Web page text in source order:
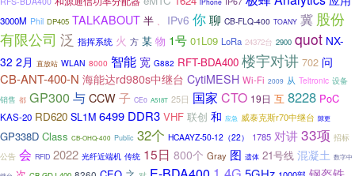
3000M Phil DP405 TALKABOUT 半 IPv6 你聊 CB-FLQ-400 TOANY 冀 股份
有限公司 泛 指挥系统 火 方 某 物 1号 01L09 LoRa 24372台 2900 quot NX-
32 2月 直放站 WLAN 8000 智能 宽 G882 RFT-BDA400 楼宇对讲 702 问
CB-ANT-400-N 海能达rd980s中继台 CytiMESH Wi-Fi 2009 从 Teltronic 设备
销售 都 GP300与CCW子 CE0 A518T 25日 国家 CTO 19日 互 8228 PoC
KAS-20 RD620 SL1M 6499 DDR3 VHF 联创 和 应急 威泰克斯r70中继台 隙更
GP338D Class CB-OHQ-400 Public 32个 HCAAYZ-50-12（22） 1785 对讲33项 招标
公告 会 RFID 2022 光纤近端机 传统 15日 800个 Gray 图 遗体 21号线 混凝土 数字中